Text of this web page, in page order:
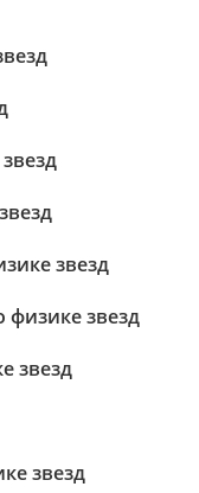
звезд
физике звезд
звезд
звезд